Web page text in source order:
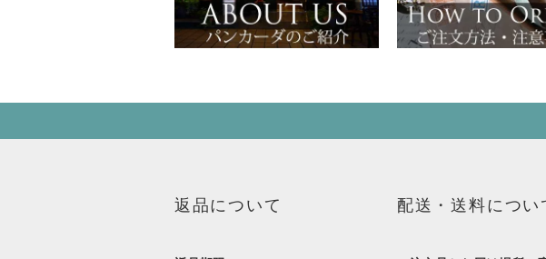
返品について 配送・送料につい